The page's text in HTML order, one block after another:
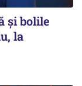
și bolile
la